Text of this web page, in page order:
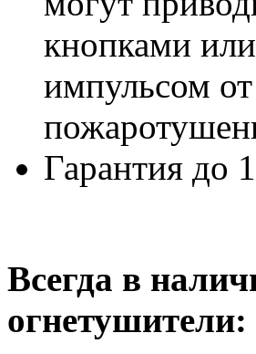
кнопками
импульсом
Гарантия до
Всегда в
огнетушители: